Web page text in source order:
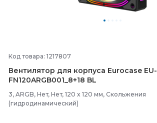
Код товара: 1217807
Вентилятор для корпуса Eurocase EU-
FN120ARGB001_8+18 BL
3, ARGB, Нет, Нет, 120 x 120 мм, Скольжения
(гидродинамический)